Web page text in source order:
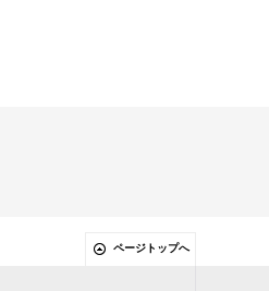
ページトップへ